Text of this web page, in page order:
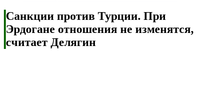
Санкции против Турции. При
Эрдогане отношения не изменятся,
считает Делягин